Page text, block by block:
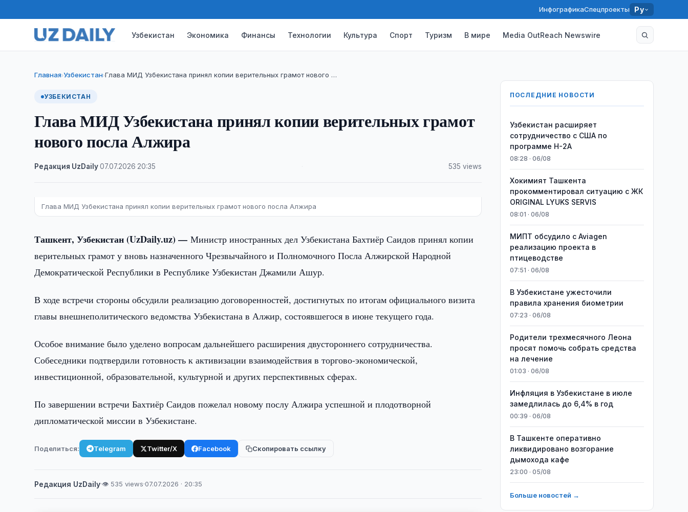
ИнфографикаСпецпроекты Ру
Узбекистан Экономика Финансы Технологии Культура Спорт Туризм В мире Media OutReach Newswire
Главная›Узбекистан›Глава МИД Узбекистана принял копии верительных грамот нового …
УЗБЕКИСТАН
Глава МИД Узбекистана принял копии верительных грамот
нового посла Алжира
Редакция UzDaily·07.07.2026 20:35 535 views
Глава МИД Узбекистана принял копии верительных грамот нового посла Алжира
Ташкент, Узбекистан (UzDaily.uz) —Министр иностранных дел Узбекистана Бахтиёр Саидов принял копии
верительных грамот у вновь назначенного Чрезвычайного и Полномочного Посла Алжирской Народной
Демократической Республики в Республике Узбекистан Джамили Ашур.
В ходе встречи стороны обсудили реализацию договоренностей, достигнутых по итогам официального визита
главы внешнеполитического ведомства Узбекистана в Алжир, состоявшегося в июне текущего года.
Особое внимание было уделено вопросам дальнейшего расширения двустороннего сотрудничества.
Собеседники подтвердили готовность к активизации взаимодействия в торгово-экономической,
инвестиционной, образовательной, культурной и других перспективных сферах.
По завершении встречи Бахтиёр Саидов пожелал новому послу Алжира успешной и плодотворной
дипломатической миссии в Узбекистане.
Поделиться: Telegram Twitter/X Facebook Скопировать ссылку
Редакция UzDaily·👁 535 views·07.07.2026 · 20:35
ПОСЛЕДНИЕ НОВОСТИ
Узбекистан расширяет
сотрудничество с США по
программе H-2A
08:28 · 06/08
Хокимият Ташкента
прокомментировал ситуацию с ЖК
ORIGINAL LYUKS SERVIS
08:01 · 06/08
МИПТ обсудило с Aviagen
реализацию проекта в
птицеводстве
07:51 · 06/08
В Узбекистане ужесточили
правила хранения биометрии
07:23 · 06/08
Родители трехмесячного Леона
просят помочь собрать средства
на лечение
01:03 · 06/08
Инфляция в Узбекистане в июле
замедлилась до 6,4% в год
00:39 · 06/08
В Ташкенте оперативно
ликвидировано возгорание
дымохода кафе
23:00 · 05/08
Больше новостей →